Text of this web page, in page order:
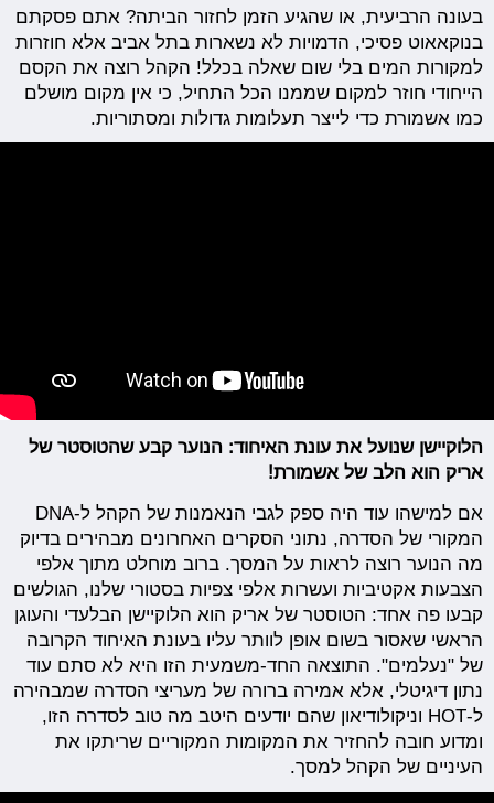
בעונה הרביעית, או שהגיע הזמן לחזור הביתה? אתם פסקתם
בנוקאאוט פסיכי, הדמויות לא נשארות בתל אביב אלא חוזרות
למקורות המים בלי שום שאלה בכלל! הקהל רוצה את הקסם
הייחודי חוזר למקום שממנו הכל התחיל, כי אין מקום מושלם
כמו אשמורת כדי לייצר תעלומות גדולות ומסתוריות.
הלוקיישן שנועל את עונת האיחוד: הנוער קבע שהטוסטר של
אריק הוא הלב של אשמורת!
אם למישהו עוד היה ספק לגבי הנאמנות של הקהל ל-DNA
המקורי של הסדרה, נתוני הסקרים האחרונים מבהירים בדיוק
מה הנוער רוצה לראות על המסך. ברוב מוחלט מתוך אלפי
הצבעות אקטיביות ועשרות אלפי צפיות בסטורי שלנו, הגולשים
קבעו פה אחד: הטוסטר של אריק הוא הלוקיישן הבלעדי והעוגן
הראשי שאסור בשום אופן לוותר עליו בעונת האיחוד הקרובה
של "נעלמים". התוצאה החד-משמעית הזו היא לא סתם עוד
נתון דיגיטלי, אלא אמירה ברורה של מעריצי הסדרה שמבהירה
ל-HOT וניקולודיאון שהם יודעים היטב מה טוב לסדרה הזו,
ומדוע חובה להחזיר את המקומות המקוריים שריתקו את
העיניים של הקהל למסך.